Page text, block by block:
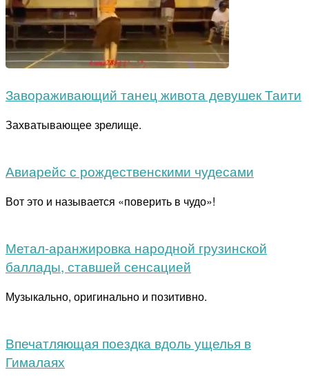
Завораживающий танец живота девушек Таити
Захватывающее зрелище.
Авиарейс с рождественскими чудесами
Вот это и называется «поверить в чудо»!
Метал-аранжировка народной грузинской
баллады, ставшей сенсацией
Музыкально, оригинально и позитивно.
Впечатляющая поездка вдоль ущелья в
Гималаях